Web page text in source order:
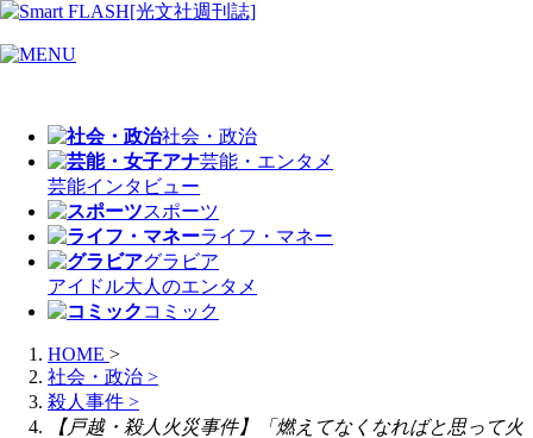
社会・政治
芸能・エンタメ
芸能インタビュー
スポーツ
ライフ・マネー
グラビア
アイドル大人のエンタメ
コミック
HOME >
社会・政治 >
殺人事件 >
【戸越・殺人火災事件】「燃えてなくなればと思って火